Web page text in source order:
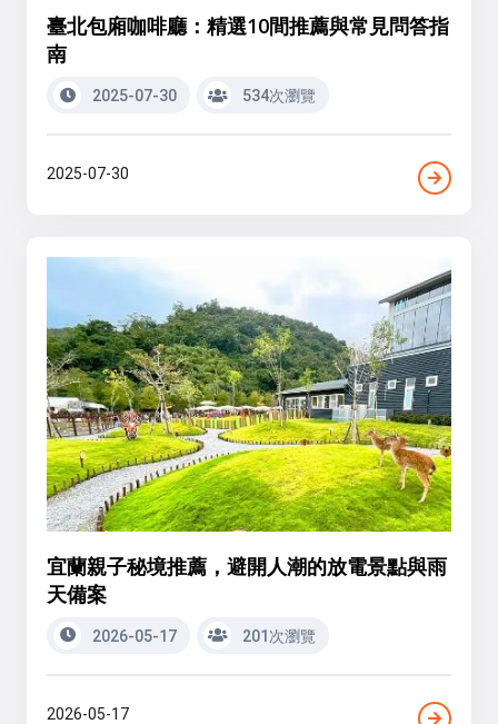
臺北包廂咖啡廳：精選10間推薦與常見問答指
南
2025-07-30 534次瀏覽
2025-07-30
宜蘭親子秘境推薦，避開人潮的放電景點與雨
天備案
2026-05-17 201次瀏覽
2026-05-17